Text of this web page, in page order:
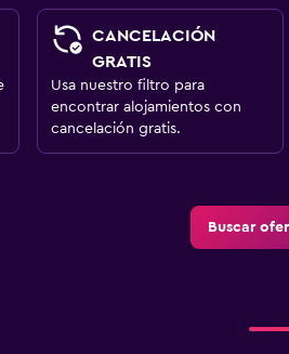
CANCELACIÓN
GRATIS
Usa nuestro filtro para
encontrar alojamientos con
cancelación gratis.
Buscar